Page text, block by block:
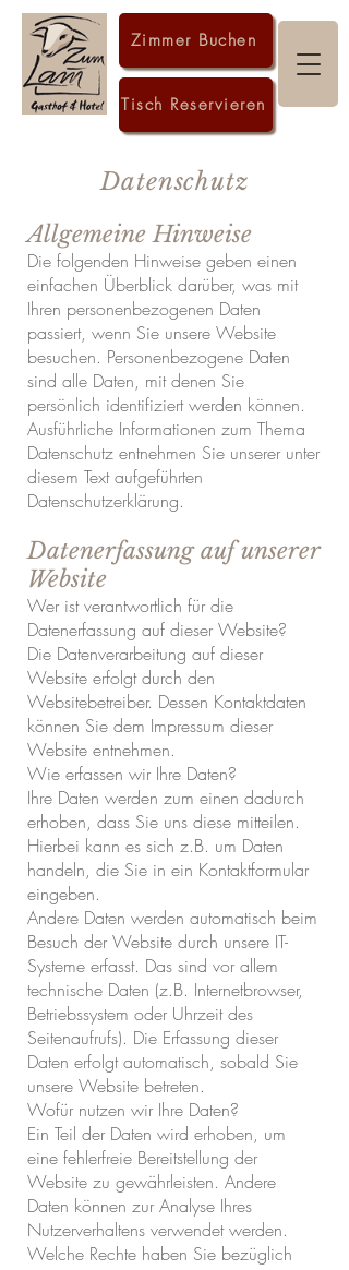
Zimmer Buchen
Tisch Reservieren
Datenschutz
Allgemeine Hinweise
Die folgenden Hinweise geben einen
einfachen Überblick darüber, was mit
Ihren personenbezogenen Daten
passiert, wenn Sie unsere Website
besuchen. Personenbezogene Daten
sind alle Daten, mit denen Sie
persönlich identifiziert werden können.
Ausführliche Informationen zum Thema
Datenschutz entnehmen Sie unserer unter
diesem Text aufgeführten
Datenschutzerklärung.
Datenerfassung auf unserer
Website
Wer ist verantwortlich für die
Datenerfassung auf dieser Website?
Die Datenverarbeitung auf dieser
Website erfolgt durch den
Websitebetreiber. Dessen Kontaktdaten
können Sie dem Impressum dieser
Website entnehmen.
Wie erfassen wir Ihre Daten?
Ihre Daten werden zum einen dadurch
erhoben, dass Sie uns diese mitteilen.
Hierbei kann es sich z.B. um Daten
handeln, die Sie in ein Kontaktformular
eingeben.
Andere Daten werden automatisch beim
Besuch der Website durch unsere IT-
Systeme erfasst. Das sind vor allem
technische Daten (z.B. Internetbrowser,
Betriebssystem oder Uhrzeit des
Seitenaufrufs). Die Erfassung dieser
Daten erfolgt automatisch, sobald Sie
unsere Website betreten.
Wofür nutzen wir Ihre Daten?
Ein Teil der Daten wird erhoben, um
eine fehlerfreie Bereitstellung der
Website zu gewährleisten. Andere
Daten können zur Analyse Ihres
Nutzerverhaltens verwendet werden.
Welche Rechte haben Sie bezüglich